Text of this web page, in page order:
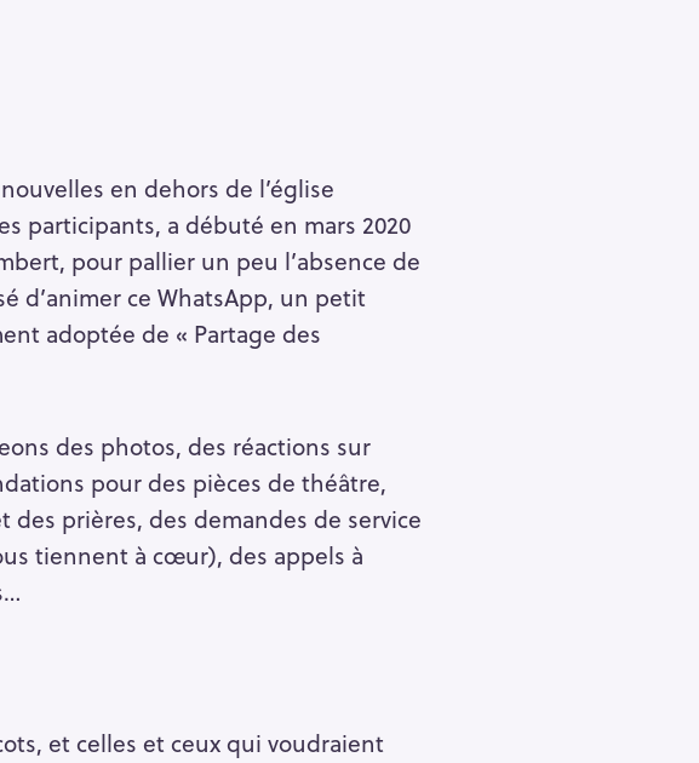
en dehors de l’église
participants, a débuté en mars 2020
pour pallier un peu l’absence de
d’animer ce WhatsApp, un petit
adoptée de « Partage des
des photos, des réactions sur
pour des pièces de théâtre,
prières, des demandes de service
tiennent à cœur), des appels à
et celles et ceux qui voudraient
to cancel.